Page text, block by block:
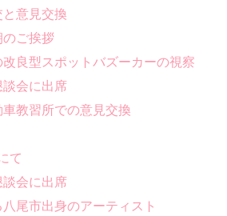
意見交換
のご挨拶
良型スポットバズーカーの視察
会に出席
教習所での意見交換
て
会に出席
尾市出身のアーティスト